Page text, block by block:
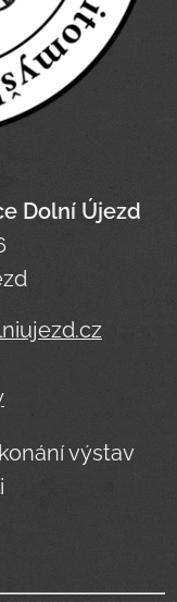
Dolní Újezd
výstav